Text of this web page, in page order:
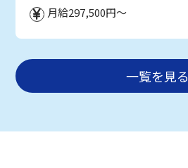
月給297,500円～
一覧を見る